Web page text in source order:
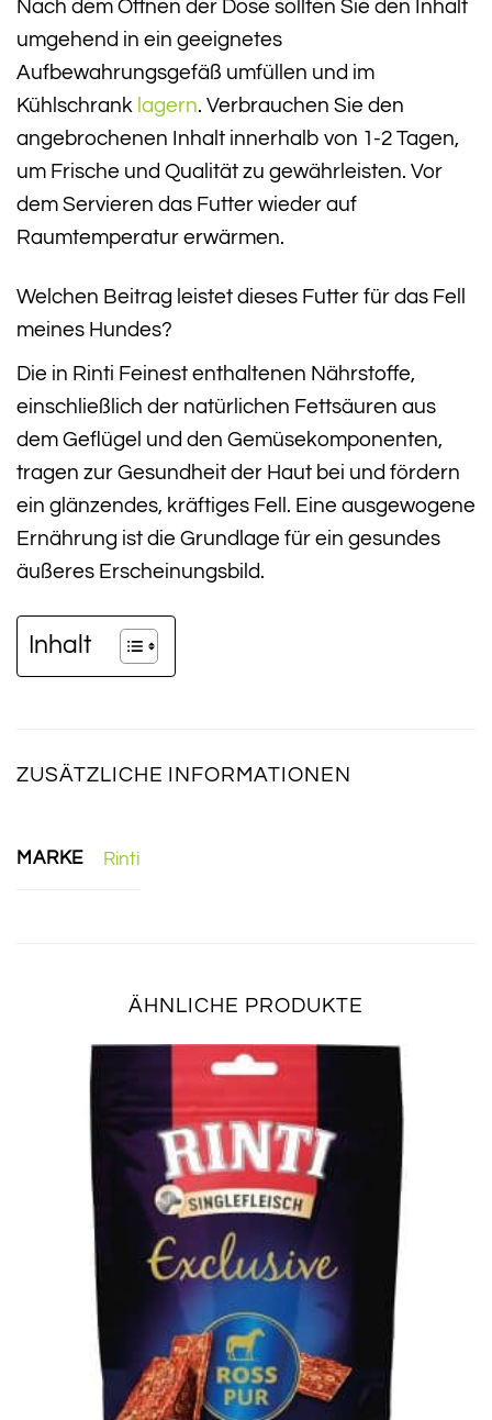
Nach dem Öffnen der Dose sollten Sie den Inhalt
umgehend in ein geeignetes
Aufbewahrungsgefäß umfüllen und im
Kühlschrank lagern. Verbrauchen Sie den
angebrochenen Inhalt innerhalb von 1-2 Tagen,
um Frische und Qualität zu gewährleisten. Vor
dem Servieren das Futter wieder auf
Raumtemperatur erwärmen.
Welchen Beitrag leistet dieses Futter für das Fell
meines Hundes?
Die in Rinti Feinest enthaltenen Nährstoffe,
einschließlich der natürlichen Fettsäuren aus
dem Geflügel und den Gemüsekomponenten,
tragen zur Gesundheit der Haut bei und fördern
ein glänzendes, kräftiges Fell. Eine ausgewogene
Ernährung ist die Grundlage für ein gesundes
äußeres Erscheinungsbild.
Inhalt
ZUSÄTZLICHE INFORMATIONEN
MARKE Rinti
ÄHNLICHE PRODUKTE